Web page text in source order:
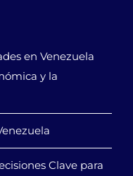
en Venezuela
y la
Clave para